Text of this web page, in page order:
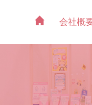
会社概